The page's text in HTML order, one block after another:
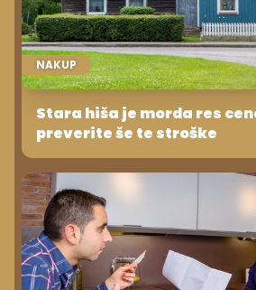
NAKUP
Stara hiša je morda res
preverite še te stroške